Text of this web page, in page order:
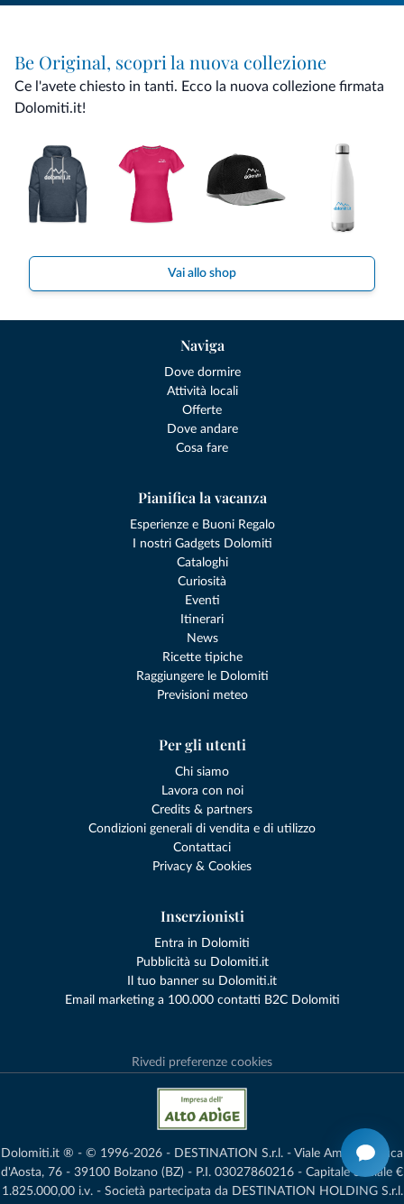
Be Original, scopri la nuova collezione
Ce l'avete chiesto in tanti. Ecco la nuova collezione firmata
Dolomiti.it!
Vai allo shop
Naviga
Dove dormire
Attività locali
Offerte
Dove andare
Cosa fare
Pianifica la vacanza
Esperienze e Buoni Regalo
I nostri Gadgets Dolomiti
Cataloghi
Curiosità
Eventi
Itinerari
News
Ricette tipiche
Raggiungere le Dolomiti
Previsioni meteo
Per gli utenti
Chi siamo
Lavora con noi
Credits & partners
Condizioni generali di vendita e di utilizzo
Contattaci
Privacy & Cookies
Inserzionisti
Entra in Dolomiti
Pubblicità su Dolomiti.it
Il tuo banner su Dolomiti.it
Email marketing a 100.000 contatti B2C Dolomiti
Rivedi preferenze cookies
Dolomiti.it ® - © 1996-2026 - DESTINATION S.r.l. - Viale Amedeo Duca
d'Aosta, 76 - 39100 Bolzano (BZ) - P.I. 03027860216 - Capitale Sociale €
1.825.000,00 i.v. - Società partecipata da DESTINATION HOLDING S.r.l.